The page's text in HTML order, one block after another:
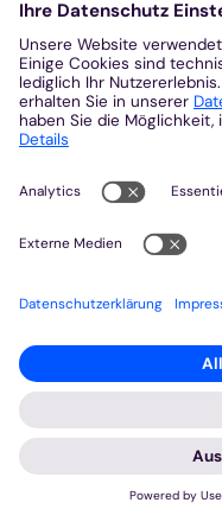
Aus der
Nachrichten
Veranstaltungen
Gottesdienste
Stellenangebote
Kirchenzeitung
Amtsblatt
Meldestelle
2026 © Bistum